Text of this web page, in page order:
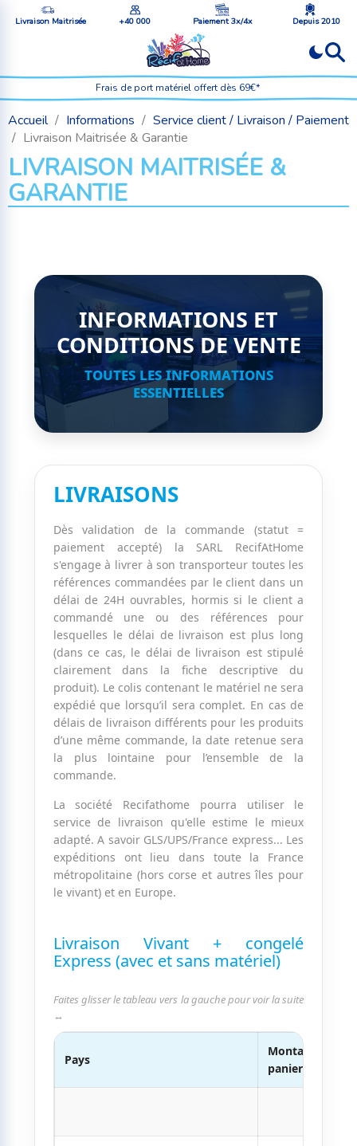
Livraison Maitrisée +40 000 Paiement 3x/4x Depuis 2010
Frais de port matériel offert dès 69€*
Accueil Informations
Service client / Livraison / Paiement
Livraison Maitrisée & Garantie
LIVRAISON MAITRISÉE &
GARANTIE
INFORMATIONS ET
CONDITIONS DE VENTE
toutes les informations
essentielles
LIVRAISONS
Dès validation de la commande (statut =
paiement accepté) la SARL RecifAtHome
s'engage à livrer à son transporteur toutes les
références commandées par le client dans un
délai de 24H ouvrables, hormis si le client a
commandé une ou des références pour
lesquelles le délai de livraison est plus long
(dans ce cas, le délai de livraison est stipulé
clairement dans la fiche descriptive du
produit). Le colis contenant le matériel ne sera
expédié que lorsqu’il sera complet. En cas de
délais de livraison différents pour les produits
d’une même commande, la date retenue sera
la plus lointaine pour l’ensemble de la
commande.
La société Recifathome pourra utiliser le
service de livraison qu'elle estime le mieux
adapté. A savoir GLS/UPS/France express... Les
expéditions ont lieu dans toute la France
métropolitaine (hors corse et autres îles pour
le vivant) et en Europe.
Livraison Vivant + congelé
Express (avec et sans matériel)
Faites glisser le tableau vers la gauche pour voir la suite
↔
Pays
Montant du
panier